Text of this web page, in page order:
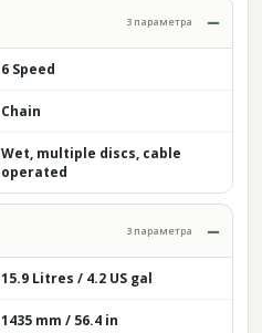
3 параметра
6 Speed
Chain
Wet, multiple discs, cable
operated
3 параметра
15.9 Litres / 4.2 US gal
1435 mm / 56.4 in